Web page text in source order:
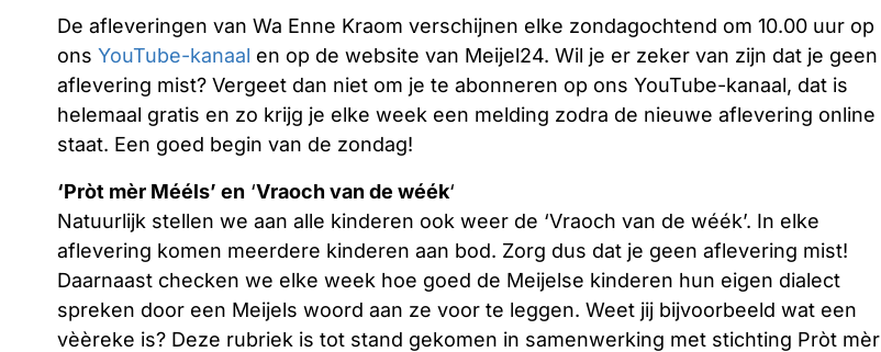
De afleveringen van Wa Enne Kraom verschijnen elke zondagochtend om 10.00 uur op
ons YouTube-kanaal en op de website van Meijel24. Wil je er zeker van zijn dat je geen
aflevering mist? Vergeet dan niet om je te abonneren op ons YouTube-kanaal, dat is
helemaal gratis en zo krijg je elke week een melding zodra de nieuwe aflevering online
staat. Een goed begin van de zondag!
‘Pròt mèr Mééls’ en ‘Vraoch van de wéék‘
Natuurlijk stellen we aan alle kinderen ook weer de ‘Vraoch van de wéék’. In elke
aflevering komen meerdere kinderen aan bod. Zorg dus dat je geen aflevering mist!
Daarnaast checken we elke week hoe goed de Meijelse kinderen hun eigen dialect
spreken door een Meijels woord aan ze voor te leggen. Weet jij bijvoorbeeld wat een
vèèreke is? Deze rubriek is tot stand gekomen in samenwerking met stichting Pròt mèr